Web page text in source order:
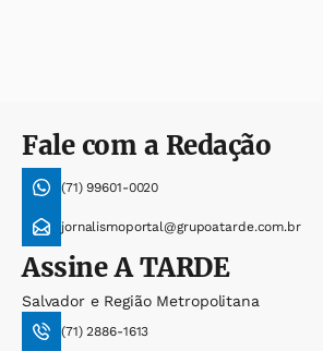
Fale com a Redação
(71) 99601-0020
jornalismoportal@grupoatarde.com.br
AssineA TARDE
Salvador e Região Metropolitana
(71) 2886-1613